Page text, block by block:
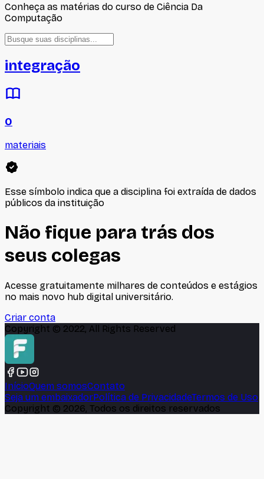
Conheça as matérias do curso de Ciência Da
Computação
integração
0
materiais
Esse símbolo indica que a disciplina foi extraída de dados
públicos da instituição
Não fique para trás dos
seus colegas
Acesse gratuitamente milhares de conteúdos e estágios
no mais novo hub digital universitário.
Criar conta
Copyright © 2022, All Rights Reserved
InícioQuem somosContato
Seja um embaixadorPolítica de PrivacidadeTermos de Uso
Copyright © 2026, Todos os direitos reservados